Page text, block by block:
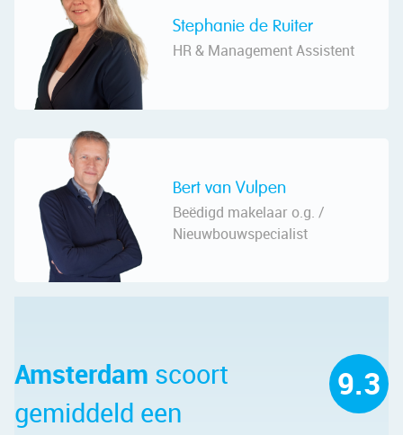
Stephanie de Ruiter
HR & Management Assistent
Bert van Vulpen
Beëdigd makelaar o.g. /
Nieuwbouwspecialist
Amsterdam scoort
gemiddeld een
9.3